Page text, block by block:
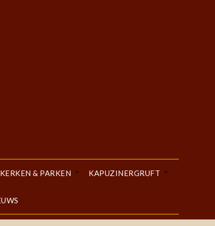
& PARKEN KAPUZINERGRUFT